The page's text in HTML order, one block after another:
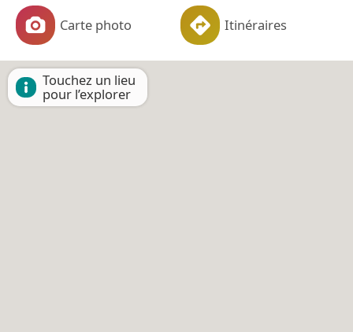
Carte photo Itinéraires
Touchez un lieu
pour l’explorer